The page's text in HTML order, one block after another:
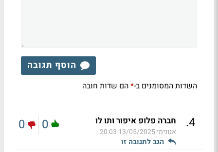
הוסף תגובה
השדות המסומנים ב-*הם שדות חובה
4
. חברה פלופ איפור ותו לו
אנונימי13/05/2025 20:03
הגב לתגובה זו
0
0